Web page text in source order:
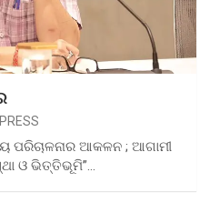
ପରିଚାଳନାର ଆକଳନ ; ଆଗାମୀ
ଓ ଭିତ୍ତିଭୂମି”…